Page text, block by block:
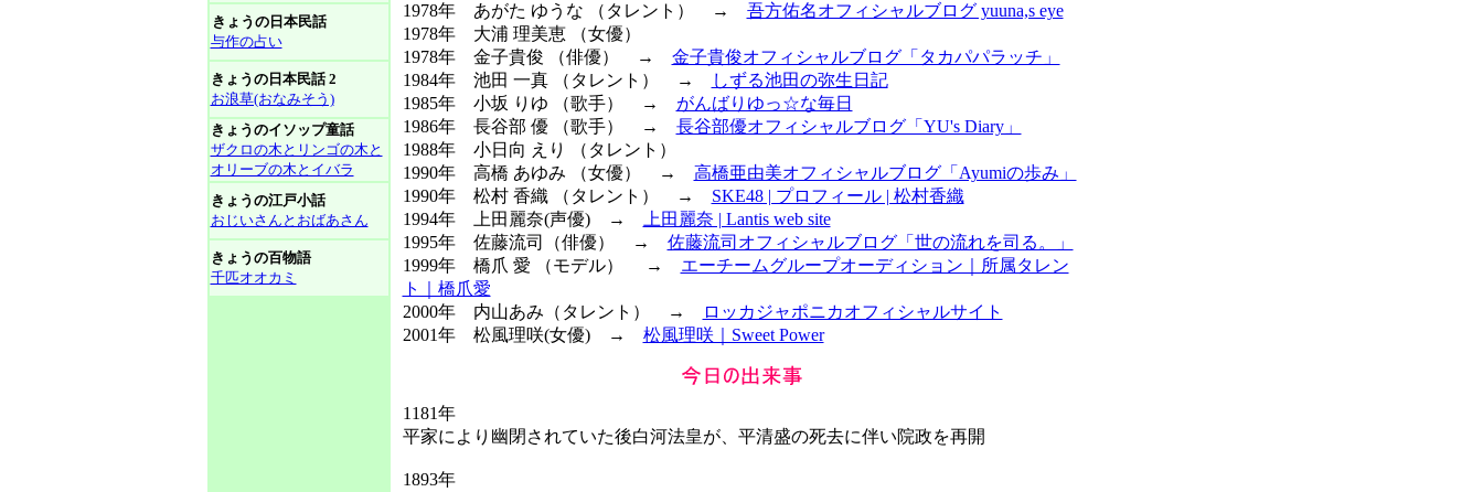
きょうの日本民話
与作の占い
きょうの日本民話 2
お浪草(おなみそう)
きょうのイソップ童話
ザクロの木とリンゴの木と
オリーブの木とイバラ
きょうの江戸小話
おじいさんとおばあさん
きょうの百物語
千匹オオカミ
1978年 あがた ゆうな （タレント） → 吾方佑名オフィシャルブログ yuuna,s eye
1978年 大浦 理美恵 （女優）
1978年 金子貴俊 （俳優） → 金子貴俊オフィシャルブログ「タカパパラッチ」
1984年 池田 一真 （タレント） →
しずる池田の弥生日記
1985年 小坂 りゆ （歌手） → がんばりゆっ☆な毎日
1986年 長谷部 優 （歌手） → 長谷部優オフィシャルブログ「YU's Diary」
1988年 小日向 えり （タレント）
1990年 高橋 あゆみ （女優） → 高橋亜由美オフィシャルブログ「Ayumiの歩み」
1990年 松村 香織 （タレント） → SKE48 | プロフィール | 松村香織
1994年 上田麗奈(声優) →
上田麗奈 | Lantis web site
1995年 佐藤流司（俳優） → 佐藤流司オフィシャルブログ「世の流れを司る。」
1999年 橋爪 愛 （モデル） → エーチームグループオーディション｜所属タレン
ト｜橋爪愛
2000年 内山あみ（タレント） →
ロッカジャポニカオフィシャルサイト
2001年 松風理咲(女優) → 松風理咲｜Sweet Power
1181年
平家により幽閉されていた後白河法皇が、平清盛の死去に伴い院政を再開
1893年